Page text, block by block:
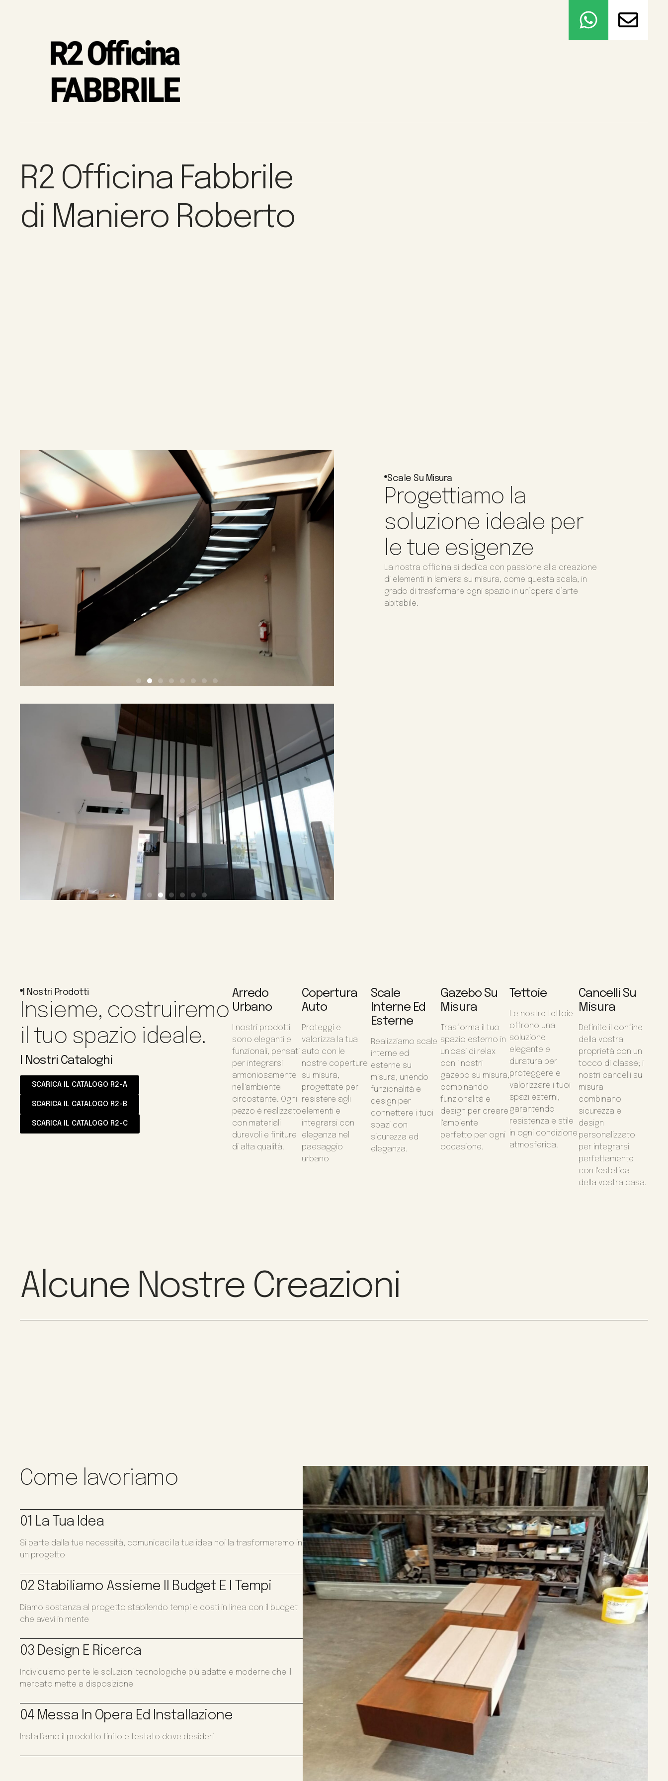
R2 Officina Fabbrile
di Maniero Roberto
Scale Su Misura
Progettiamo la
soluzione ideale per
le tue esigenze
La nostra officina si dedica con passione alla creazione
di elementi in lamiera su misura, come questa scala, in
grado di trasformare ogni spazio in un’opera d’arte
abitabile.
I Nostri Prodotti
Insieme, costruiremo
il tuo spazio ideale.
I Nostri Cataloghi
SCARICA IL CATALOGO R2-A
SCARICA IL CATALOGO R2-B
SCARICA IL CATALOGO R2-C
Arredo
Urbano
I nostri prodotti
sono eleganti e
funzionali, pensati
per integrarsi
armoniosamente
nell'ambiente
circostante. Ogni
pezzo è realizzato
con materiali
durevoli e finiture
di alta qualità.
Copertura
Auto
Proteggi e
valorizza la tua
auto con le
nostre coperture
su misura,
progettate per
resistere agli
elementi e
integrarsi con
eleganza nel
paesaggio
urbano
Scale
Interne Ed
Esterne
Realizziamo scale
interne ed
esterne su
misura, unendo
funzionalità e
design per
connettere i tuoi
spazi con
sicurezza ed
eleganza.
Gazebo Su
Misura
Trasforma il tuo
spazio esterno in
un'oasi di relax
con i nostri
gazebo su misura,
combinando
funzionalità e
design per creare
l'ambiente
perfetto per ogni
occasione.
Tettoie
Le nostre tettoie
offrono una
soluzione
elegante e
duratura per
proteggere e
valorizzare i tuoi
spazi esterni,
garantendo
resistenza e stile
in ogni condizione
atmosferica.
Cancelli Su
Misura
Definite il confine
della vostra
proprietà con un
tocco di classe; i
nostri cancelli su
misura
combinano
sicurezza e
design
personalizzato
per integrarsi
perfettamente
con l'estetica
della vostra casa.
Alcune Nostre Creazioni
Come lavoriamo
01 La Tua Idea
Si parte dalla tue necessità, comunicaci la tua idea noi la trasformeremo in
un progetto
02 Stabiliamo Assieme Il Budget E I Tempi
Diamo sostanza al progetto stabilendo tempi e costi in linea con il budget
che avevi in mente
03 Design E Ricerca
Individuiamo per te le soluzioni tecnologiche più adatte e moderne che il
mercato mette a disposizione
04 Messa In Opera Ed Installazione
Installiamo il prodotto finito e testato dove desideri